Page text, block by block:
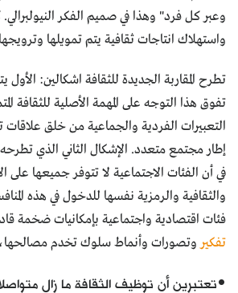
وعبر كل فرد" وهذا في صميم الفكر
واستهلاك انتاجات ثقافية يتم تمويلها
تطرح المقاربة الجديدة للثقافة اشكالين: الأول
تفوق هذا التوجه على المهمة الأصلية للثقافة
التعبيرات الفردية والجماعية من خلق علاقات
إطار مجتمع متعدد. الإشكال الثاني الذي
في أن الفئات الاجتماعية لا تتوفر جميعها على
والثقافية والرمزية نفسها للدخول في هذه
فئات اقتصادية واجتماعية بإمكانيات ضخمة
تفكير وتصورات وأنماط سلوك تخدم مصالحها،
•تعتبرين أن توظيف الثقافة ما زال